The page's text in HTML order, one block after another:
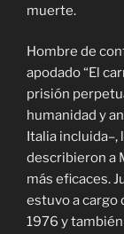
muerte.
Hombre de
apodado “El
prisión
humanidad y
Italia
describieron a
más eficaces.
estuvo a cargo
1976 y